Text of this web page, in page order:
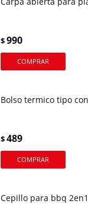
$990
Bolso termico tipo
$489
Cepillo para bbq